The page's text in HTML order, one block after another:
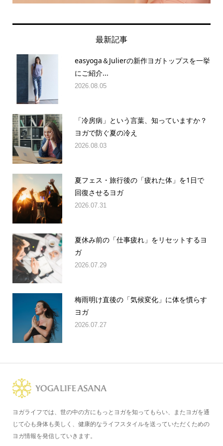
最新記事
easyoga＆Julierの新作ヨガトップスを一挙
にご紹介...
2026.08.05
「冷房病」という言葉、知っていますか？
ヨガで防ぐ夏の冷え
2026.08.03
夏フェス・旅行後の「疲れた体」を1日で
回復させるヨガ
2026.07.31
夏休み前の「仕事疲れ」をリセットするヨ
ガ
2026.07.29
梅雨明け直後の「気候変化」に体を慣らす
ヨガ
2026.07.27
ヨガライフでは、世の中の方にもっとヨガを知ってもらい、またヨガを通
じて心も身体も美しく、健康的なライフスタイルを送っていただくための
ヨガ情報を発信していきます。